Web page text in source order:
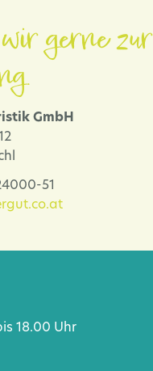
gerne zur
GmbH
51
18.00 Uhr